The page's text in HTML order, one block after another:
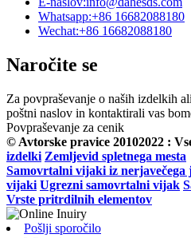
Whatsapp:+86 16682088180
Wechat:+86 16682088180
Naročite se
Za povpraševanje o naših izdelkih
poštni naslov in kontaktirali vas
Povpraševanje za cenik
© Avtorske pravice 20102022 :
izdelki Zemljevid spletnega mesta
Samovrtalni vijaki iz nerjavečega
vijaki Ugrezni samovrtalni vijak
Vrste pritrdilnih elementov
Pošlji sporočilo